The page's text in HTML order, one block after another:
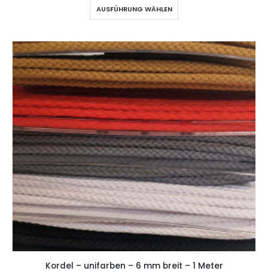
AUSFÜHRUNG WÄHLEN
Kordel – unifarben – 6 mm breit – 1 Meter